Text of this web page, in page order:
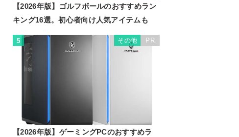
【2026年版】ゴルフボールのおすすめラン
キング16選。初心者向け人気アイテムも
5 その他 PR
【2026年版】ゲーミングPCのおすすめラ